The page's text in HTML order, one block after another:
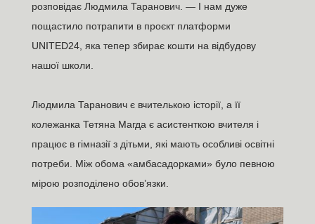
розповідає Людмила Таранович. — І нам дуже
пощастило потрапити в проєкт платформи
UNITED24, яка тепер збирає кошти на відбудову
нашої школи.
Людмила Таранович є вчителькою історії, а її
колежанка Тетяна Магда є асистенткою вчителя і
працює в гімназії з дітьми, які мають особливі освітні
потреби. Між обома «амбасадорками» було певною
мірою розподілено обов’язки.